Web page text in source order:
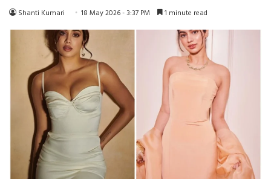
Shanti Kumari 18 May 2026 - 3:37 PM 1 minute read